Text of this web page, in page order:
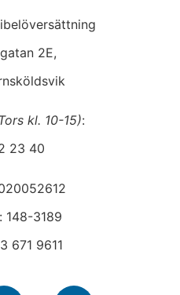
2E,
kl. 10-15):
23 40
148-3189
671 9611